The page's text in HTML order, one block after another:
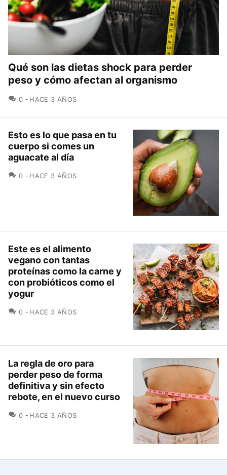
Qué son las dietas shock para perder
peso y cómo afectan al organismo
0 COMENTARIOS
HACE 3 AÑOS
Esto es lo que pasa en tu
cuerpo si comes un
aguacate al día
0 COMENTARIOS
HACE 3 AÑOS
Este es el alimento
vegano con tantas
proteínas como la carne y
con probióticos como el
yogur
0 COMENTARIOS
HACE 3 AÑOS
La regla de oro para
perder peso de forma
definitiva y sin efecto
rebote, en el nuevo curso
0 COMENTARIOS
HACE 3 AÑOS